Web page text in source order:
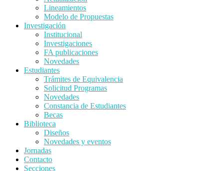
Lineamientos
Modelo de Propuestas
Investigación
Institucional
Investigaciones
FA publicaciones
Novedades
Estudiantes
Trámites de Equivalencia
Solicitud Programas
Novedades
Constancia de Estudiantes
Becas
Biblioteca
Diseños
Novedades y eventos
Jornadas
Contacto
Secciones